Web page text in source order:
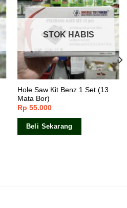
STOK HABIS
Hole Saw Kit Benz 1 Set (13
Mata Bor)
Rp 55.000
Beli Sekarang